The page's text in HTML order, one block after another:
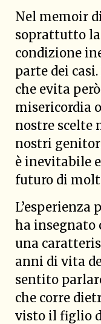
Nel memoir
soprattutto la
condizione
parte dei
che evita
misericordia
nostre scelte
nostri
è inevitabile
futuro di
L’esperienza
ha insegnato
una
anni di vita
sentito
che corre
visto il figlio